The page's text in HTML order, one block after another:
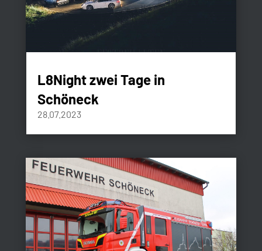
L8Night zwei Tage in
Schöneck
28.07.2023